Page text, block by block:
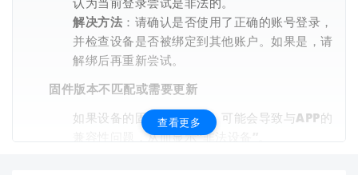
解决方法 ：请确认是否使用了正确的账号登录，
并检查设备是否被绑定到其他账户。如果是，请
解绑后再重新尝试。
固件版本不匹配或需要更新
如果设备的固件版本较旧，可能会导致与APP的
兼容性问题，从而显示“非法设备”。
查看更多